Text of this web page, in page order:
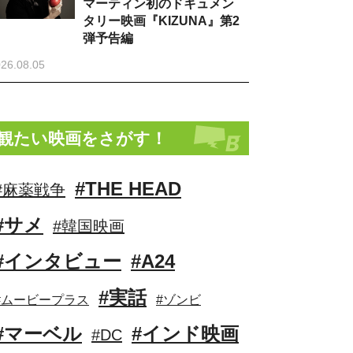
マーティン初のドキュメン
タリー映画『KIZUNA』第2
弾予告編
たい映画をさがす！
薬戦争 #THE HEAD
サメ
#韓国映画
インタビュー #A24
ービープラス #実話 #ゾンビ
マーベル #DC #インド映画